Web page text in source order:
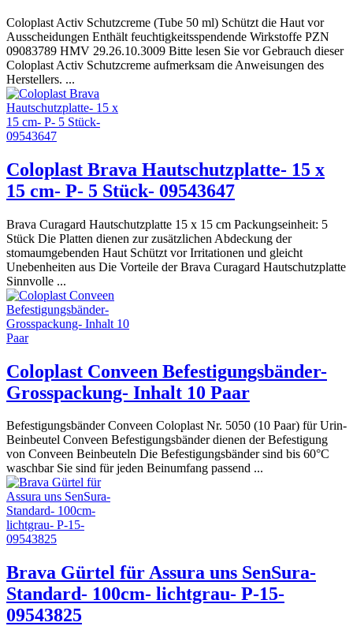
Coloplast Activ Schutzcreme (Tube 50 ml) Schützt die Haut vor
Ausscheidungen Enthält feuchtigkeitsspendende Wirkstoffe PZN
09083789 HMV 29.26.10.3009 Bitte lesen Sie vor Gebrauch dieser
Coloplast Activ Schutzcreme aufmerksam die Anweisungen des
Herstellers. ...
Coloplast Brava Hautschutzplatte- 15 x
15 cm- P- 5 Stück- 09543647
Brava Curagard Hautschutzplatte 15 x 15 cm Packungseinheit: 5
Stück Die Platten dienen zur zusätzlichen Abdeckung der
stomaumgebenden Haut Schützt vor Irritationen und gleicht
Unebenheiten aus Die Vorteile der Brava Curagard Hautschutzplatte
Sinnvolle ...
Coloplast Conveen Befestigungsbänder-
Grosspackung- Inhalt 10 Paar
Befestigungsbänder Conveen Coloplast Nr. 5050 (10 Paar) für Urin-
Beinbeutel Conveen Befestigungsbänder dienen der Befestigung
von Conveen Beinbeuteln Die Befestigungsbänder sind bis 60°C
waschbar Sie sind für jeden Beinumfang passend ...
Brava Gürtel für Assura uns SenSura-
Standard- 100cm- lichtgrau- P-15-
09543825